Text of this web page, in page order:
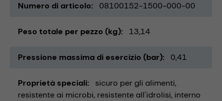
Numero di articolo 08100152-1500-000-00
Peso totale per pezzo (kg) 13,14
Pressione massima di esercizio (bar) 0,41
Proprietà speciali
sicuro per gli alimenti
resistente ai microbi resistente all'idrolisi interno